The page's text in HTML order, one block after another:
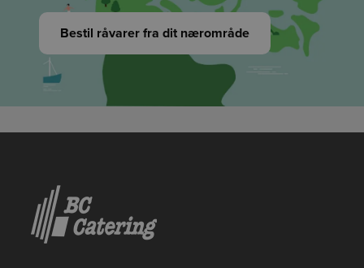
Bestil råvarer fra dit nærområde